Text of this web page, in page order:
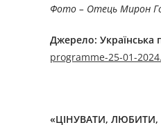
Фото – Отець Мирон
Джерелo: Українська
programme-25-01-
«ЦІНУВАТИ,